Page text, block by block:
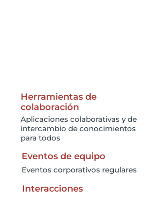
Herramientas de
colaboración
Aplicaciones colaborativas y de
intercambio de conocimientos
para todos
Eventos de equipo
Eventos corporativos regulares
Interacciones